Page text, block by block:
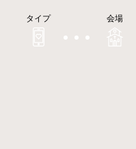
タイプ 会場